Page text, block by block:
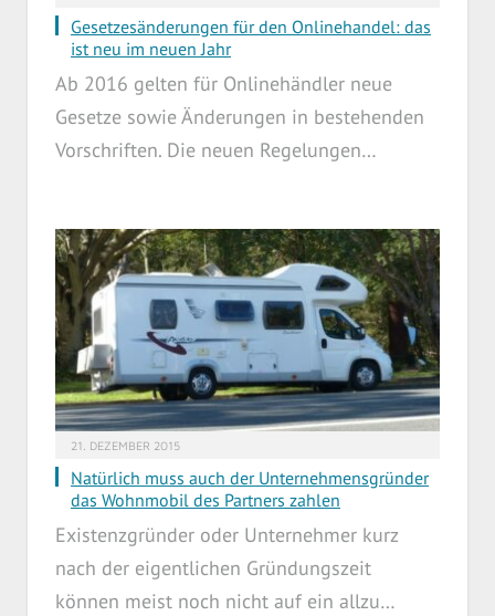
Gesetzesänderungen für den Onlinehandel: das
ist neu im neuen Jahr
Ab 2016 gelten für Onlinehändler neue
Gesetze sowie Änderungen in bestehenden
Vorschriften. Die neuen Regelungen…
21. DEZEMBER 2015
Natürlich muss auch der Unternehmensgründer
das Wohnmobil des Partners zahlen
Existenzgründer oder Unternehmer kurz
nach der eigentlichen Gründungszeit
können meist noch nicht auf ein allzu…